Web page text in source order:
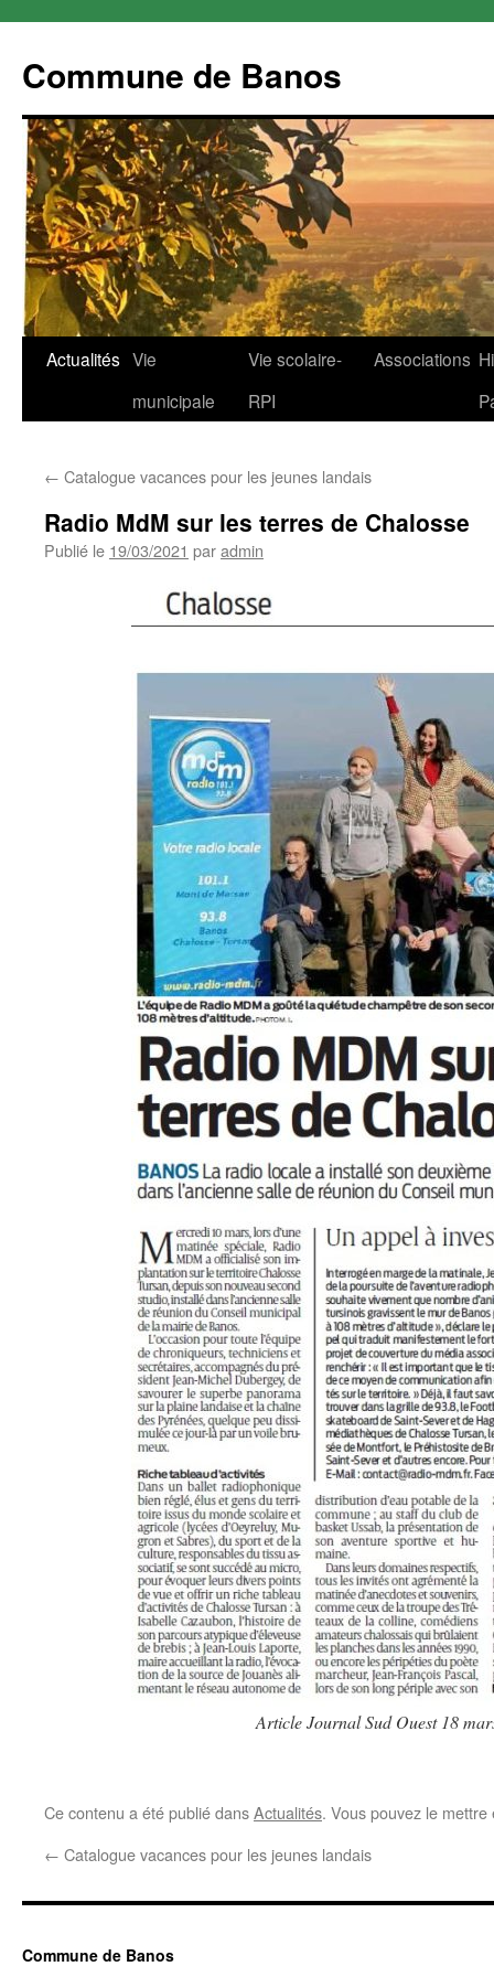
Commune de Banos
Aller
Actualités Vie
municipale
Vie scolaire-
RPI
Associations
← Catalogue vacances pour les jeunes landais
Radio MdM sur les terres de Chalosse
Publié le 19/03/2021 paradmin
Article Journal Sud Ouest 18
Ce contenu a été publié dansActualités. Vous pouvez le
← Catalogue vacances pour les jeunes landais
Commune de Banos